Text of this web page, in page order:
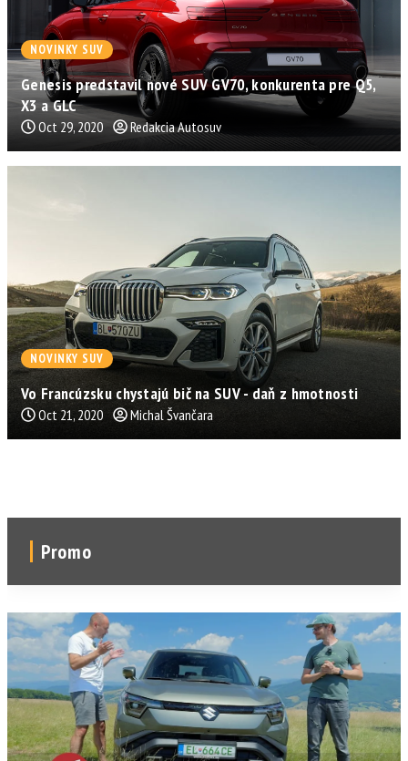
NOVINKY SUV
Genesis predstavil nové SUV GV70, konkurenta pre Q5,
X3 a GLC
Oct 29, 2020 Redakcia Autosuv
NOVINKY SUV
Vo Francúzsku chystajú bič na SUV - daň z hmotnosti
Oct 21, 2020 Michal Švančara
Promo